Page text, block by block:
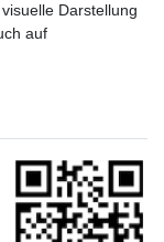
Darstellung
auf